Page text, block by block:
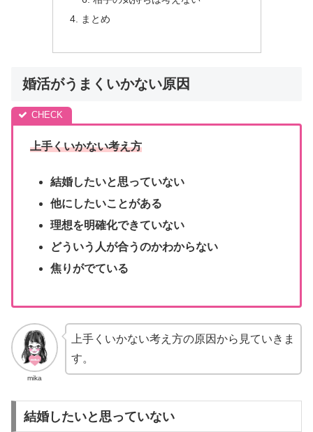
まとめ
婚活がうまくいかない原因
上手くいかない考え方
結婚したいと思っていない
他にしたいことがある
理想を明確化できていない
どういう人が合うのかわからない
焦りがでている
mika
上手くいかない考え方の原因から見ていきま
す。
結婚したいと思っていない